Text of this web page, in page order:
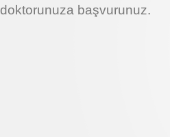
doktorunuza başvurunuz.